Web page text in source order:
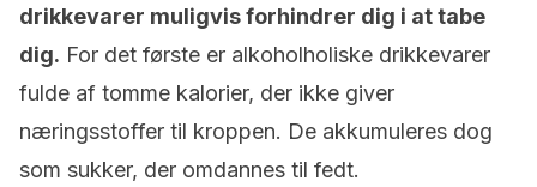
drikkevarer muligvis forhindrer dig i at tabe
dig. For det første er alkoholholiske drikkevarer
fulde af tomme kalorier, der ikke giver
næringsstoffer til kroppen. De akkumuleres dog
som sukker, der omdannes til fedt.